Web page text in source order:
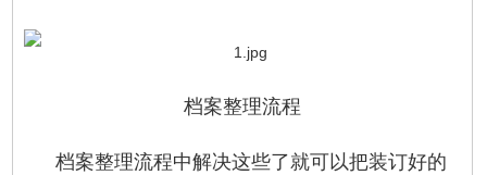
档案整理流程
档案整理流程中解决这些了就可以把装订好的